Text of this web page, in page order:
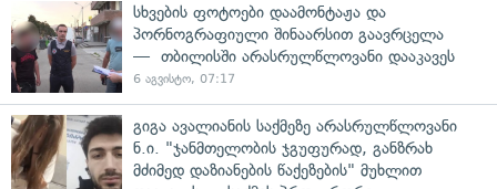
სხვების ფოტოები დაამონტაჟა და
პორნოგრაფიული შინაარსით გაავრცელა
— თბილისში არასრულწლოვანი დააკავეს
6 აგვისტო, 07:17
გიგა ავალიანის საქმეზე არასრულწლოვანი
ნ.ი. "ჯანმთელობის ჯგუფურად, განზრახ
მძიმედ დაზიანების წაქეზების" მუხლით